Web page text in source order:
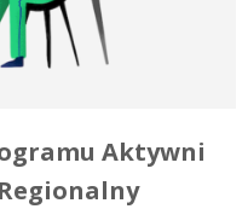
Aktywni